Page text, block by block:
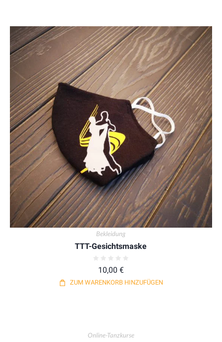
Bekleidung
TTT-Gesichtsmaske
ZUM WARENKORB HINZUFÜGEN
10,00 €
Online-Tanzkurse